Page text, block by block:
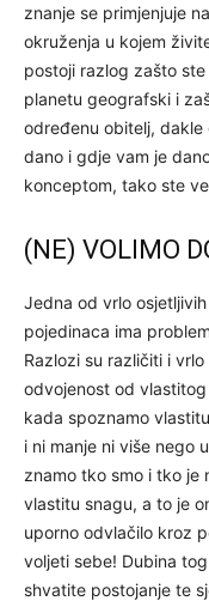
znanje se primjenjuje
okruženja u kojem
postoji razlog zašto
planetu geografski i
određenu obitelj, dakle
dano i gdje vam je
konceptom, tako ste
(NE) VOLIMO
Jedna od vrlo
pojedinaca ima
Razlozi su različiti i
odvojenost od
kada spoznamo
i ni manje ni više nego
znamo tko smo i tko je
vlastitu snagu, a to je
uporno odvlačilo kroz
voljeti sebe! Dubina
shvatite postojanje te